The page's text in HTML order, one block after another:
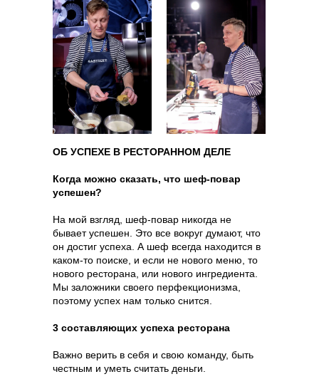
ОБ УСПЕХЕ В РЕСТОРАННОМ ДЕЛЕ
Когда можно сказать, что шеф-повар
успешен?
На мой взгляд, шеф-повар никогда не
бывает успешен. Это все вокруг думают, что
он достиг успеха. А шеф всегда находится в
каком-то поиске, и если не нового меню, то
нового ресторана, или нового ингредиента.
Мы заложники своего перфекционизма,
поэтому успех нам только снится.
3 составляющих успеха ресторана
Важно верить в себя и свою команду, быть
честным и уметь считать деньги.